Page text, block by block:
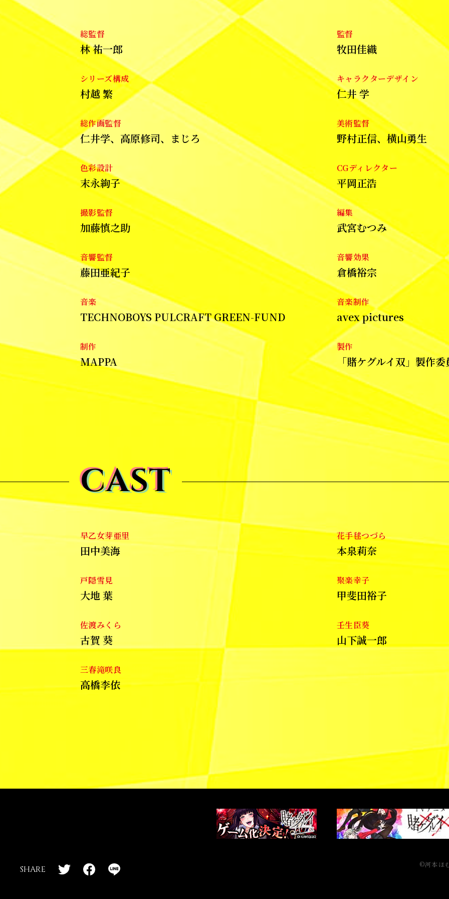
総監督
林 祐一郎
監督
牧田佳織
シリーズ構成
村越 繁
キャラクターデザイン
仁井 学
総作画監督
仁井学、高原修司、 まじろ
美術監督
野村正信、横山勇生
色彩設計
末永絢子
CGディレクター
平岡正浩
撮影監督
加藤慎之助
編集
武宮むつみ
音響監督
藤田亜紀子
音響効果
倉橋裕宗
音楽
TECHNOBOYS PULCRAFT GREEN-FUND
音楽制作
avex pictures
制作
MAPPA
製作
「賭ケグルイ双」製作
CAST
CAST
CAST
早乙女芽亜里
田中美海
花手毬つづら
本泉莉奈
戸隠雪見
大地 葉
聚楽幸子
甲斐田裕子
佐渡みくら
古賀 葵
壬生臣葵
山下誠一郎
三春滝咲良
高橋李依
SHARE
T
F
L
©河本ほ